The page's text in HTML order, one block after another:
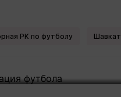
РК по футболу
останется